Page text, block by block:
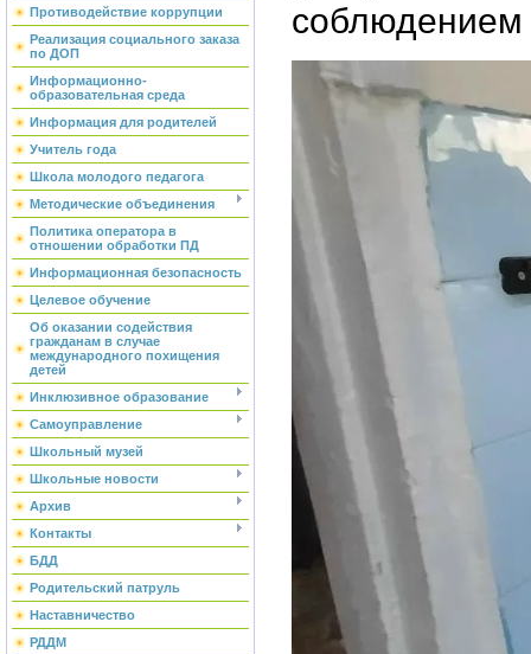
Противодействие коррупции
Реализация социального заказа
по ДОП
Информационно-
образовательная среда
Информация для родителей
Учитель года
Школа молодого педагога
Методические объединения
Политика оператора в
отношении обработки ПД
Информационная безопасность
Целевое обучение
Об оказании содействия
гражданам в случае
международного похищения
детей
Инклюзивное образование
Самоуправление
Школьный музей
Школьные новости
Архив
Контакты
БДД
Родительский патруль
Наставничество
РДДМ
соблюдением